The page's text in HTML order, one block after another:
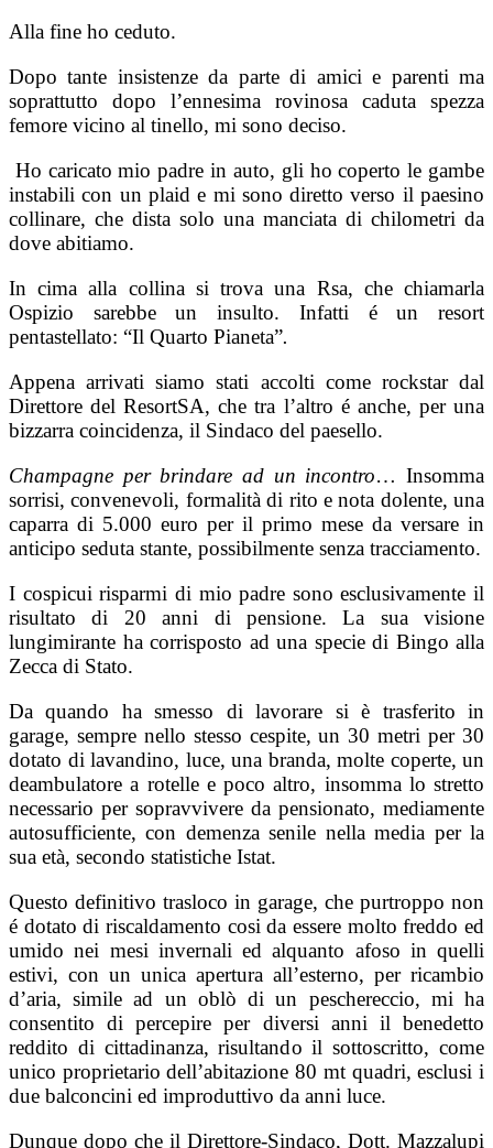
Alla fine ho ceduto.
Dopo tante insistenze da parte di amici e parenti ma
soprattutto dopo l’ennesima rovinosa caduta spezza
femore vicino al tinello, mi sono deciso.
Ho caricato mio padre in auto, gli ho coperto le gambe
instabili con un plaid e mi sono diretto verso il paesino
collinare, che dista solo una manciata di chilometri da
dove abitiamo.
In cima alla collina si trova una Rsa, che chiamarla
Ospizio sarebbe un insulto. Infatti é un resort
pentastellato: “Il Quarto Pianeta”.
Appena arrivati siamo stati accolti come rockstar dal
Direttore del ResortSA, che tra l’altro é anche, per una
bizzarra coincidenza, il Sindaco del paesello.
Champagne per brindare ad un incontro… Insomma
sorrisi, convenevoli, formalità di rito e nota dolente, una
caparra di 5.000 euro per il primo mese da versare in
anticipo seduta stante, possibilmente senza tracciamento.
I cospicui risparmi di mio padre sono esclusivamente il
risultato di 20 anni di pensione. La sua visione
lungimirante ha corrisposto ad una specie di Bingo alla
Zecca di Stato.
Da quando ha smesso di lavorare si è trasferito in
garage, sempre nello stesso cespite, un 30 metri per 30
dotato di lavandino, luce, una branda, molte coperte, un
deambulatore a rotelle e poco altro, insomma lo stretto
necessario per sopravvivere da pensionato, mediamente
autosufficiente, con demenza senile nella media per la
sua età, secondo statistiche Istat.
Questo definitivo trasloco in garage, che purtroppo non
é dotato di riscaldamento cosi da essere molto freddo ed
umido nei mesi invernali ed alquanto afoso in quelli
estivi, con un unica apertura all’esterno, per ricambio
d’aria, simile ad un oblò di un peschereccio, mi ha
consentito di percepire per diversi anni il benedetto
reddito di cittadinanza, risultando il sottoscritto, come
unico proprietario dell’abitazione 80 mt quadri, esclusi i
due balconcini ed improduttivo da anni luce.
Dunque dopo che il Direttore-Sindaco, Dott. Mazzalupi